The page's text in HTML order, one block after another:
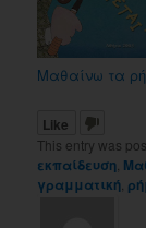
Μαθαίνω τα
Like
This entry was
εκπαίδευση
γραμματική